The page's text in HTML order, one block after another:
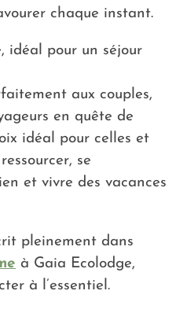
chaque instant.
idéal pour un séjour
aux couples,
en quête de
idéal pour celles et
se
et vivre des vacances
pleinement dans
à Gaia Ecolodge,
à l’essentiel.